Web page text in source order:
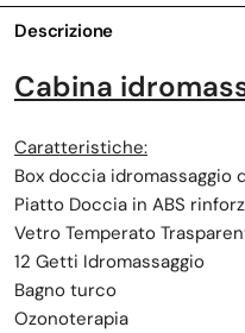
Descrizione
Cabina
Caratteristiche:
Box doccia idromassaggio
Piatto Doccia in ABS
Vetro Temperato
12 Getti Idromassaggio
Bagno turco
Ozonoterapia